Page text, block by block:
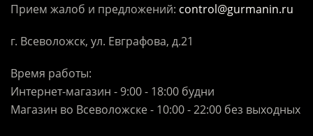
Прием жалоб и предложений: control@gurmanin.ru
г. Всеволожск, ул. Евграфова, д.21
Время работы:
Интернет-магазин - 9:00 - 18:00 будни
Магазин во Всеволожске - 10:00 - 22:00 без выходных